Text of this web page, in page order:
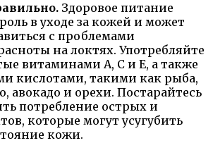
Здоровое питание
в уходе за кожей и может
с проблемами
на локтях. Употребляйте
витаминами А, С и Е, а также
кислотами, такими как рыба,
авокадо и орехи. Постарайтесь
потребление острых и
которые могут усугубить
кожи.